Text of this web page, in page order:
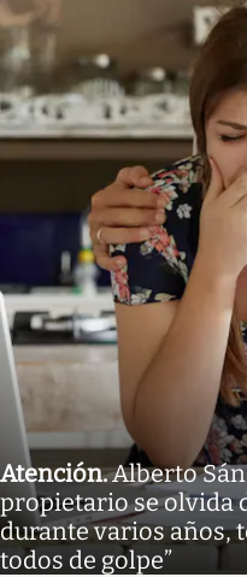
Atención.Alberto
propietario se olvida
durante varios años,
todos de golpe”